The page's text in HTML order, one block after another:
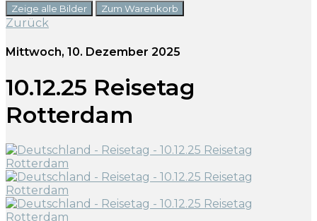
Zeige alle Bilder Zum Warenkorb
Zurück
Mittwoch, 10. Dezember 2025
10.12.25 Reisetag
Rotterdam